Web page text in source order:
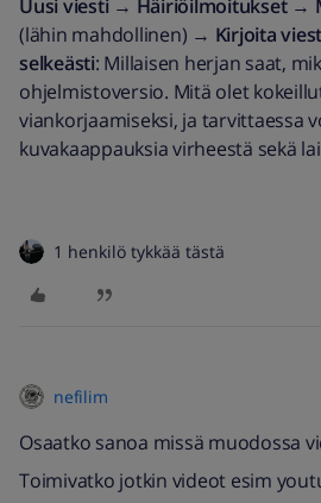
Uusi viesti → Häiriöilmoitukset→
(lähin mahdollinen) → Kirjoita
selkeästi: Millaisen herjan saat,
ohjelmistoversio. Mitä olet
viankorjaamiseksi, ja tarvittaessa
kuvakaappauksia virheestä sekä
1 henkilö tykkää tästä
nefilim
Osaatko sanoa missä muodossa
Toimivatko jotkin videot esim